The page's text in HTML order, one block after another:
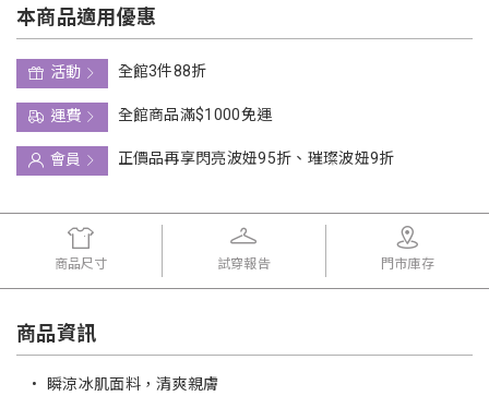
本商品適用優惠
活動
全館3件88折
運費
全館商品滿$1000免運
會員
正價品再享閃亮波妞95折、璀璨波妞9折
商品尺寸 試穿報告 門市庫存
商品資訊
• 瞬涼冰肌面料，清爽親膚